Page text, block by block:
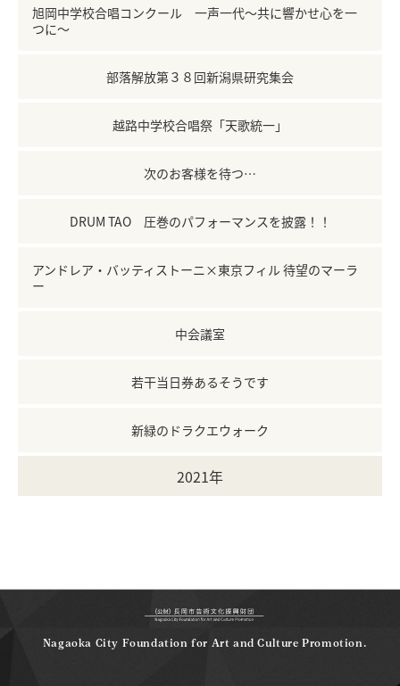
旭岡中学校合唱コンクール 一声一代～共に響かせ心を一
つに～
部落解放第３８回新潟県研究集会
越路中学校合唱祭「天歌統一」
次のお客様を待つ…
DRUM TAO 圧巻のパフォーマンスを披露！！
アンドレア・バッティストーニ×東京フィル 待望のマーラ
ー
中会議室
若干当日券あるそうです
新緑のドラクエウォーク
2021年
Nagaoka City Foundation for Art and Culture Promotion.